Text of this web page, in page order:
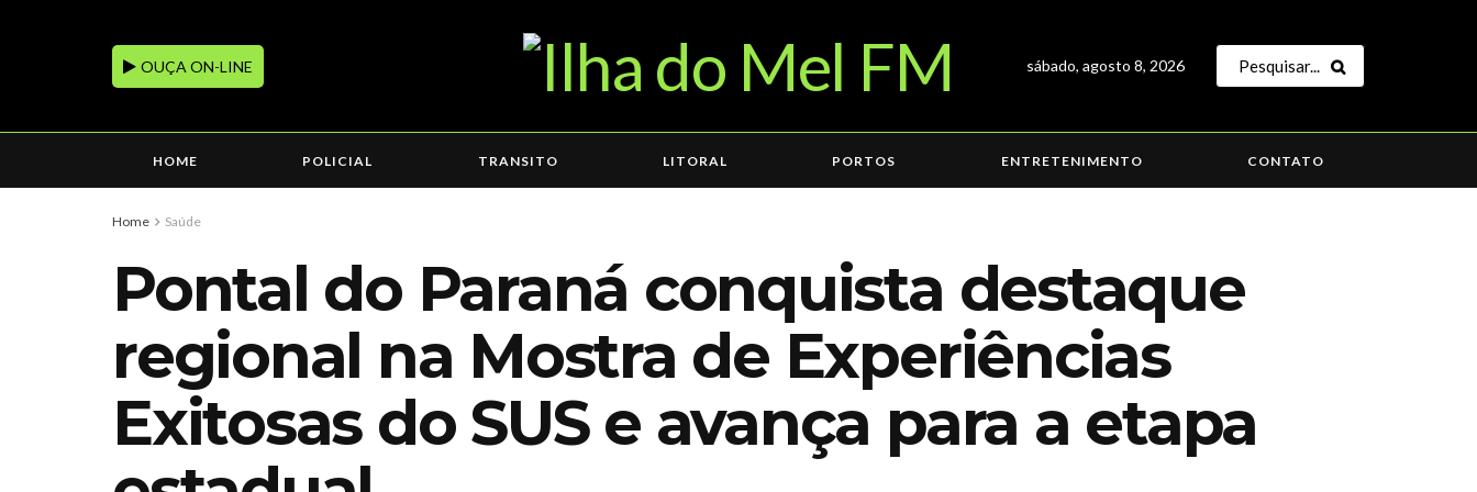
OUÇA ON-LINE sábado, agosto 8, 2026
HOME POLICIAL TRANSITO LITORAL PORTOS ENTRETENIMENTO CONTATO
Home Saúde
Pontal do Paraná conquista destaque
regional na Mostra de Experiências
Exitosas do SUS e avança para a etapa